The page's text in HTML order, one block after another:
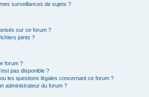
surveillances de sujets ?
sur ce forum ?
joints ?
forum ?
pas disponible ?
les questions légales concernant ce forum ?
administrateur du forum ?